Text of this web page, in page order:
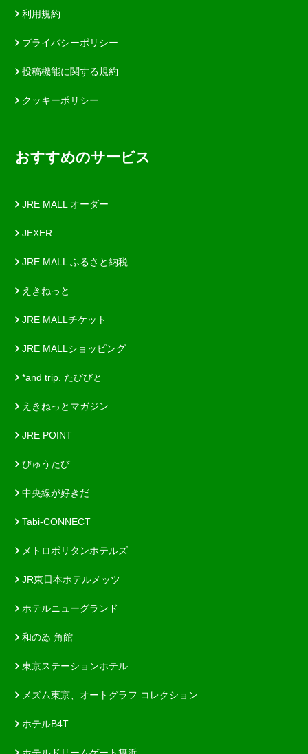
利用規約
プライバシーポリシー
投稿機能に関する規約
クッキーポリシー
おすすめのサービス
JRE MALL オーダー
JEXER
JRE MALL ふるさと納税
えきねっと
JRE MALLチケット
JRE MALLショッピング
*and trip. たびびと
えきねっとマガジン
JRE POINT
びゅうたび
中央線が好きだ
Tabi-CONNECT
メトロポリタンホテルズ
JR東日本ホテルメッツ
ホテルニューグランド
和のゐ 角館
東京ステーションホテル
メズム東京、オートグラフ コレクション
ホテルB4T